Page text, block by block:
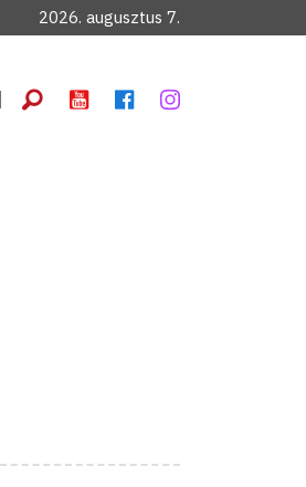
2026. augusztus 7.